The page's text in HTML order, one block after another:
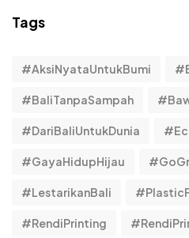
Tags
#AksiNyataUntukBumi
#BaliTanpaSampah
#DariBaliUntukDunia
#GayaHidupHijau
#LestarikanBali
#RendiPrinting